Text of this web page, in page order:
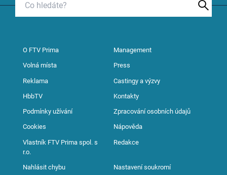
O FTV Prima Management
Volná místa Press
Reklama Castingy a výzvy
HbbTV Kontakty
Podmínky užívání Zpracování osobních údajů
Cookies Nápověda
Vlastník FTV Prima spol. s
r.o.
Redakce
Nahlásit chybu Nastavení soukromí